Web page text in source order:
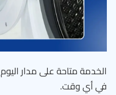
الخدمة متاحة على مدار اليوم
في أي وقت.